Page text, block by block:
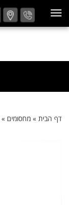
דף הבית » מחסומים »